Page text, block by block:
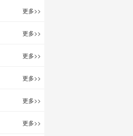
更多>>
更多>>
更多>>
更多>>
更多>>
更多>>